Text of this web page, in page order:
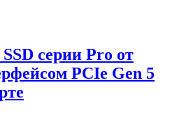
серии Pro от
PCIe Gen 5